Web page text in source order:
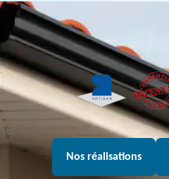
Nos réalisations